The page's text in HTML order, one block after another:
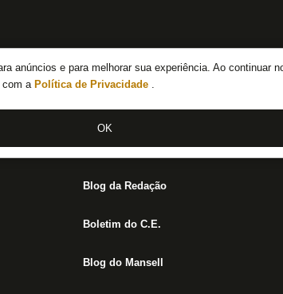
anúncios e para melhorar sua experiência. Ao continuar
com a Política de Privacidade .
OK
Notícias do Botafogo
Fórum
Jogos
Blog da Redação
Boletim do C.E.
Blog do Mansell